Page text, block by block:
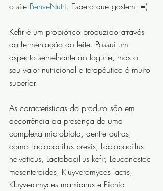
o site BenveNutri. Espero que gostem! =)
Kefir é um probiótico produzido através
da fermentação do leite. Possui um
aspecto semelhante ao Iogurte, mas o
seu valor nutricional e terapêutico é muito
superior.
As características do produto são em
decorrência da presença de uma
complexa microbiota, dentre outras,
como Lactobacillus brevis, Lactobacillus
helveticus, Lactobacillus kefir, Leuconostoc
mesenteroides, Kluyveromyces lactis,
Kluyveromyces marxianus e Pichia